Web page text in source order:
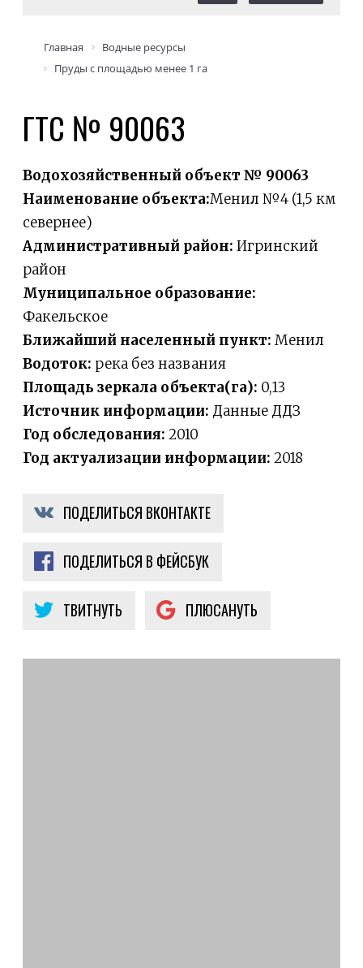
Главная
Водные ресурсы
Пруды с площадью менее 1 га
ГТС № 90063
Водохозяйственный объект № 90063
Наименование объекта:Менил №4 (1,5 км
севернее)
Административный район: Игринский
район
Муниципальное образование:
Факельское
Ближайший населенный пункт: Менил
Водоток: река без названия
Площадь зеркала объекта(га): 0,13
Источник информации: Данные ДДЗ
Год обследования: 2010
Год актуализации информации: 2018
ПОДЕЛИТЬСЯ ВКОНТАКТЕ
ПОДЕЛИТЬСЯ В ФЕЙСБУК
ТВИТНУТЬ ПЛЮСАНУТЬ